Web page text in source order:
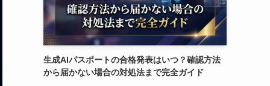
生成AIパスポートの合格発表はいつ？確認方法
から届かない場合の対処法まで完全ガイド